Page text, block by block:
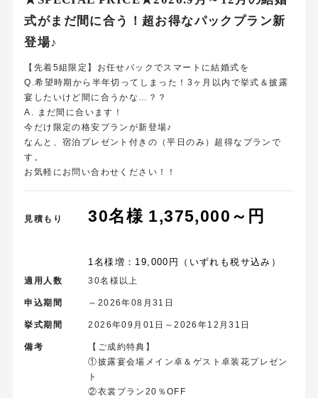
式がまだ間に合う！超お得なパックプラン新
登場♪
【先着5組限定】お任せパックでスマートに結婚式を
Q.希望時期から半年切ってしまった！3ヶ月以内で挙式＆披露
宴したいけど間に合うかな…？？
A. まだ間に合います！
今だけ限定の格安プランが新登場♪
なんと、宿泊プレゼント付きの（平日のみ）超得なプランで
す。
お気軽にお問い合わせください！！
見積もり 30名様 1,375,000～円
1名様増：19,000円（いずれも税サ込み）
適用人数 30名様以上
申込期間 ～2026年08月31日
挙式期間 2026年09月01日～2026年12月31日
備考
【ご成約特典】
①披露宴会場メイン卓＆ゲスト卓装花プレゼン
ト
②衣裳プラン20％OFF